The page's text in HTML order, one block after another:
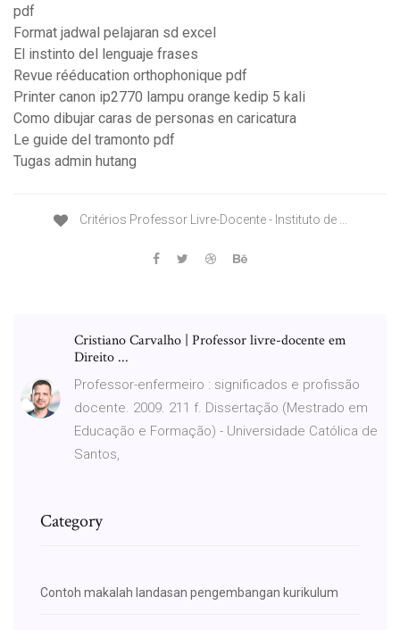
pdf
Format jadwal pelajaran sd excel
El instinto del lenguaje frases
Revue rééducation orthophonique pdf
Printer canon ip2770 lampu orange kedip 5 kali
Como dibujar caras de personas en caricatura
Le guide del tramonto pdf
Tugas admin hutang
Critérios Professor Livre-Docente - Instituto de ...
Cristiano Carvalho | Professor livre-docente em
Direito ...
Professor-enfermeiro : significados e profissão
docente. 2009. 211 f. Dissertação (Mestrado em
Educação e Formação) - Universidade Católica de
Santos,
Category
Contoh makalah landasan pengembangan kurikulum